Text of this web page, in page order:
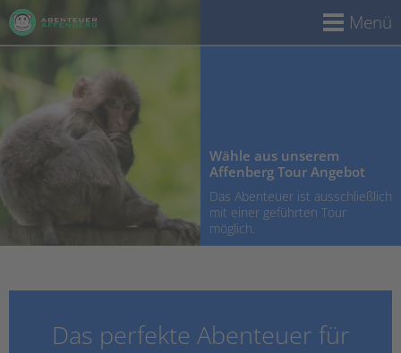
Menü
Wähle aus unserem
Affenberg Tour Angebot
Das Abenteuer ist ausschließlich
mit einer geführten Tour
möglich.
Das perfekte Abenteuer für